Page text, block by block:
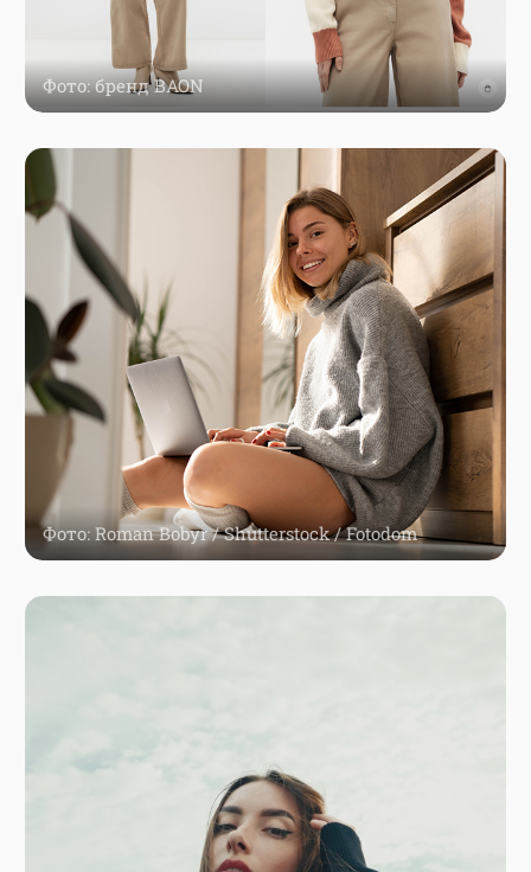
Фото: бренд BAON
Фото: Roman Bobyr / Shutterstock / Fotodom